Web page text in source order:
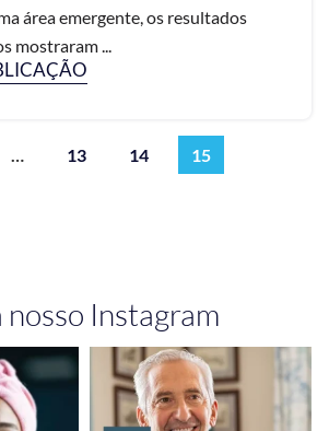
área emergente, os resultados
mostraram ...
… 13 14 15
nosso Instagram